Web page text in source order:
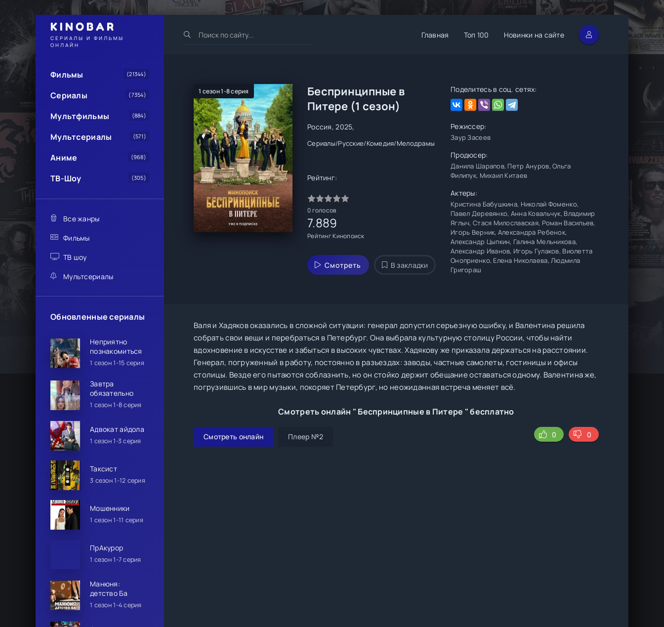
KINOBAR
СЕРИАЛЫ И ФИЛЬМЫ
ОНЛАЙН
Главная Топ 100 Новинки на сайте
Фильмы (21344)
Сериалы (7354)
Мультфильмы (884)
Мультсериалы (571)
Аниме (968)
ТВ-Шоу (305)
Все жанры
Фильмы
ТВ шоу
Мультсериалы
Обновленные сериалы
Неприятно
познакомиться
1 сезон 1-15 серия
Завтра
обязательно
1 сезон 1-8 серия
Адвокат айдола
1 сезон 1-3 серия
Таксист
3 сезон 1-12 серия
Мошенники
1 сезон 1-11 серия
ПрАкурор
1 сезон 1-7 серия
Манюня:
детство Ба
1 сезон 1-4 серия
1 сезон 1-8 серия
Беспринципные в
Питере (1 сезон)
Россия, 2025,
Сериалы/Русские/Комедия/Мелодрамы
Рейтинг:
0голосов
7.889
Рейтинг Кинопоиск
Смотреть В закладки
Поделитесь в соц. сетях:
Режиссер:
Заур Засеев
Продюсер:
Данила Шарапов, Петр Ануров, Ольга
Филипук, Михаил Китаев
Актеры:
Кристина Бабушкина, Николай Фоменко,
Павел Деревянко, Анна Ковальчук, Владимир
Яглыч, Стася Милославская, Роман Васильев,
Игорь Верник, Александра Ребенок,
Александр Цыпкин, Галина Мельникова,
Александр Иванов, Игорь Гулаков, Виолетта
Оноприенко, Елена Николаева, Людмила
Григораш
Валя и Хадяков оказались в сложной ситуации: генерал допустил серьезную ошибку, и Валентина решила
собрать свои вещи и перебраться в Петербург. Она выбрала культурную столицу России, чтобы найти
вдохновение в искусстве и забыться в высоких чувствах. Хадякову же приказала держаться на расстоянии.
Генерал, погруженный в работу, постоянно в разъездах: заводы, частные самолеты, гостиницы и офисы
столицы. Везде его пытаются соблазнить, но он стойко держит обещание оставаться одному. Валентина же,
погрузившись в мир музыки, покоряет Петербург, но неожиданная встреча меняет всё.
Смотреть онлайн " Беспринципные в Питере " бесплатно
Смотреть онлайн Плеер №2 0 0